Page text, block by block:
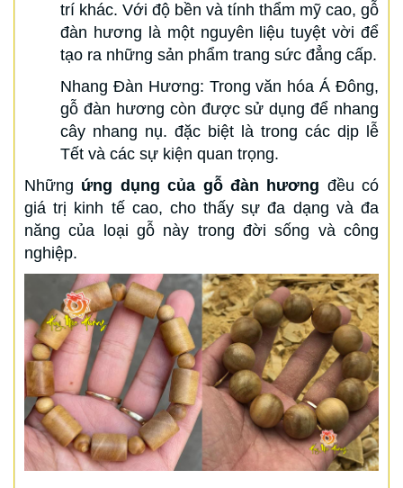
trí khác. Với độ bền và tính thẩm mỹ cao, gỗ
đàn hương là một nguyên liệu tuyệt vời để
tạo ra những sản phẩm trang sức đẳng cấp.
Nhang Đàn Hương: Trong văn hóa Á Đông,
gỗ đàn hương còn được sử dụng để nhang
cây nhang nụ. đặc biệt là trong các dịp lễ
Tết và các sự kiện quan trọng.
Những ứng dụng của gỗ đàn hương đều có
giá trị kinh tế cao, cho thấy sự đa dạng và đa
năng của loại gỗ này trong đời sống và công
nghiệp.